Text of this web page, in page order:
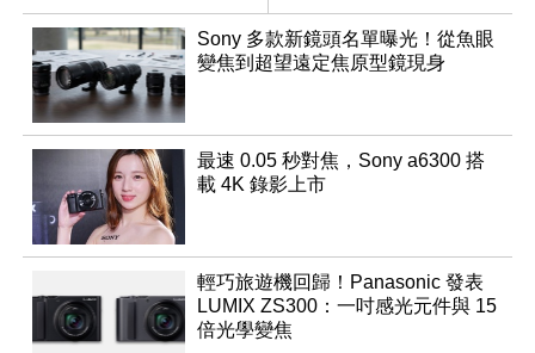
花板
Sony 多款新鏡頭名單曝光！從魚眼
變焦到超望遠定焦原型鏡現身
最速 0.05 秒對焦，Sony a6300 搭
載 4K 錄影上市
輕巧旅遊機回歸！Panasonic 發表
LUMIX ZS300：一吋感光元件與 15
倍光學變焦